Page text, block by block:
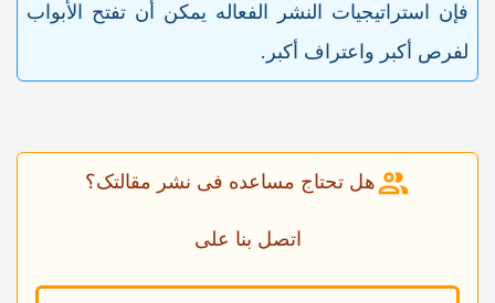
فإن استراتیجیات النشر الفعاله یمکن أن تفتح الأبواب
لفرص أکبر واعتراف أکبر.
هل تحتاج مساعده فی نشر مقالتک؟
اتصل بنا على